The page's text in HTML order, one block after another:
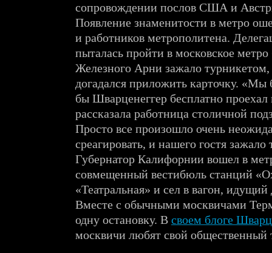
сопровождении послов США и
Появление знаменитости в метро
и работников метрополитена.
пыталась пройти в московское метро
Железного Арни зажало турникетом,
догадался приложить карточку.
бы Шварценеггер бесплатно
рассказала работница столичной
Просто все произошло очень
среагировать, и нашего гостя
Губернатор Калифорнии вошел в
совмещенный вестибюль станций
«Театральная» и сел в вагон,
Вместе с обычными москвичами
одну остановку. В своем блоге
москвичи любят свой общественный